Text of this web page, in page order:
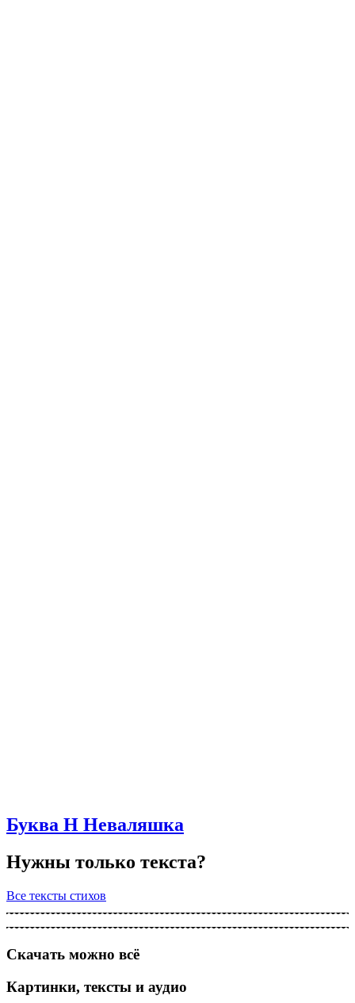
Буква Н Неваляшка
Нужны только текста?
Все тексты стихов
Скачать можно всё
Картинки, тексты и аудио